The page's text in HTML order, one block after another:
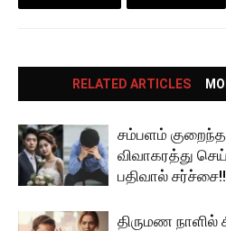
RELATED ARTICLES
சம்பளம்
விவாகரத்து
பதிவால் சர்ச்சை!!
திருமண நாளில்